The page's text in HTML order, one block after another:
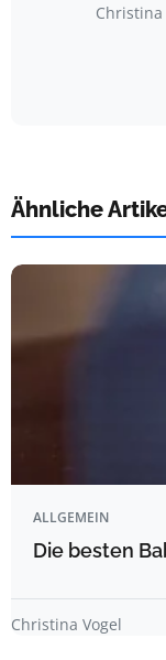
Ähnliche
ALLGEMEIN
Die besten
Christina Vogel